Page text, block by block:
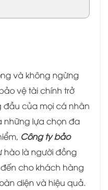
và không ngừng
vệ tài chính trở
đầu của mọi cá nhân
những lựa chọn đa
Công ty bảo
hào là người đồng
cho khách hàng
diện và hiệu quả.